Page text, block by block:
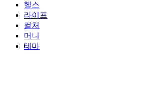
헬스
라이프
컬처
머니
테마